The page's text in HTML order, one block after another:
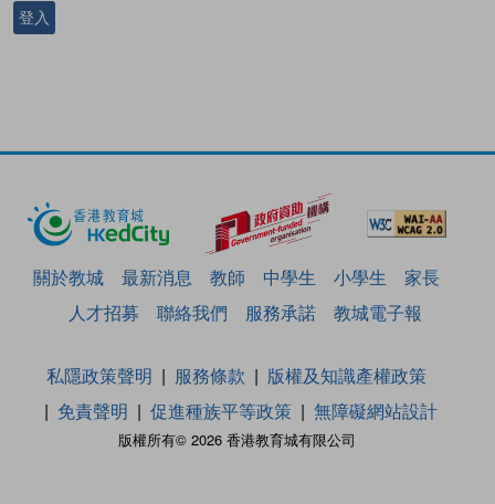
登入
關於教城 最新消息 教師 中學生 小學生
家長
人才招募
聯絡我們 服務承諾 教城電子報
版權所有© 2026 香港教育城有限公司
私隱政策聲明 服務條款
版權及知識產權政策
免責聲明
促進種族平等政策 無障礙網站設計